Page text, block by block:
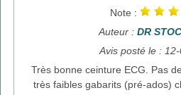
Note :
Auteur : DR
Avis posté le :
Très bonne ceinture ECG. Pas
très faibles gabarits (pré-ados)